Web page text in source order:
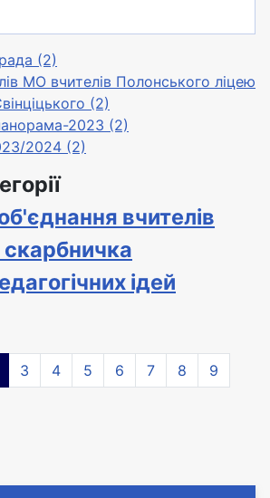
(2)
МО вчителів Полонського ліцею
(2)
2023 (2)
2024 (2)
вчителів
ідей
3 4 5 6 7 8 9